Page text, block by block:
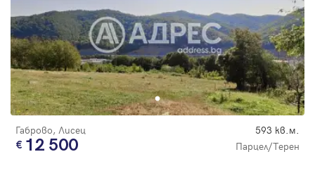
Габрово, Лисец 593 кв.м.
12 500 Парцел/Терен